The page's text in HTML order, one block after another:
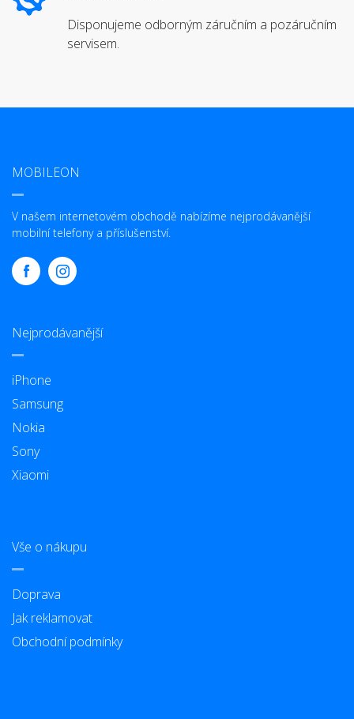
Disponujeme odborným záručním a pozáručním
servisem.
MOBILEON
V našem internetovém obchodě nabízíme nejprodávanější
mobilní telefony a příslušenství.
Nejprodávanější
iPhone
Samsung
Nokia
Sony
Xiaomi
Vše o nákupu
Doprava
Jak reklamovat
Obchodní podmínky